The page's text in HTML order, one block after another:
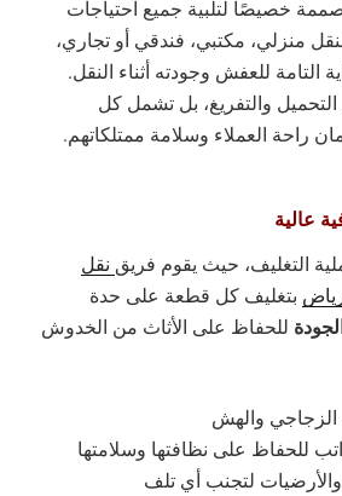
خصيصًا لتلبية جميع احتياجات
منزلي، مكتبي، فندقي أو تجاري،
التامة للعفش وجودته أثناء النقل.
التحميل والتفريغ، بل تشمل كل
راحة العملاء وسلامة ممتلكاتهم.
التغليف، حيث يقوم فريق نقل
بتغليف كل قطعة على حدة
للحفاظ على الأثاث من الخدوش
الزجاجي والهش
للحفاظ على نظافتها وسلامتها
لتجنب أي تلف